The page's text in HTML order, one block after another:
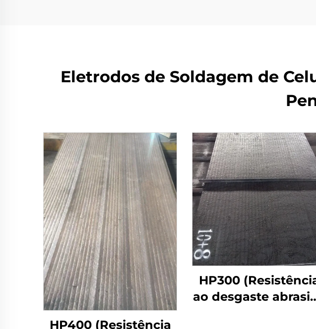
Eletrodos de Soldagem de
HP400 (Resistência
HP300
ao desgaste